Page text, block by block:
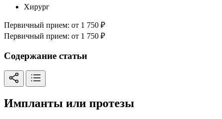
Хирург
Первичный прием: от 1 750 ₽
Первичный прием: от 1 750 ₽
Содержание статьи
Импланты или протезы